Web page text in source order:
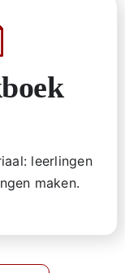
leerlingen
maken.